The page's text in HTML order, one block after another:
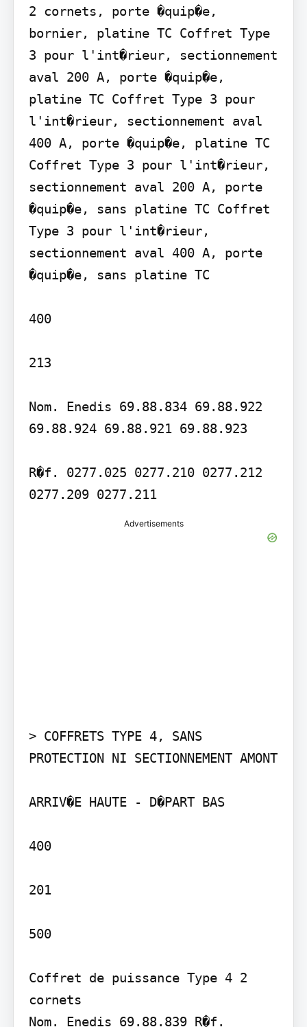
2 cornets, porte �quip�e,
bornier, platine TC Coffret Type
3 pour l'int�rieur, sectionnement
aval 200 A, porte �quip�e,
platine TC Coffret Type 3 pour
l'int�rieur, sectionnement aval
400 A, porte �quip�e, platine TC
Coffret Type 3 pour l'int�rieur,
sectionnement aval 200 A, porte
�quip�e, sans platine TC Coffret
Type 3 pour l'int�rieur,
sectionnement aval 400 A, porte
�quip�e, sans platine TC
400
213
Nom. Enedis 69.88.834 69.88.922
69.88.924 69.88.921 69.88.923
R�f. 0277.025 0277.210 0277.212
0277.209 0277.211
Advertisements
> COFFRETS TYPE 4, SANS
PROTECTION NI SECTIONNEMENT AMONT
ARRIV�E HAUTE - D�PART BAS
400
201
500
Coffret de puissance Type 4 2
cornets
Nom. Enedis 69.88.839 R�f.